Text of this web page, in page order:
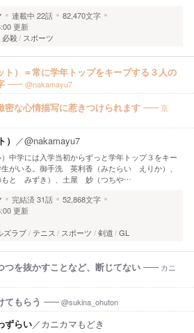
連載中 22話
82,470文字
更新
必殺 スポーツ
ト）＝常に学年トップをキープする３人の
@nakamayu7
密な心情描写に惹きつけられます
京
／@nakamayu7
中学には入学当初からずっと学年トップ３をキー
生がいる。御手洗 英利香（みたらい えりか）、
と みずき）、土屋 妙（つちや…
完結済31話
52,868文字
更新
ズラブ テニス スポーツ 剣道 GL
つを抜かすことなど、断じてない
カニ
てもらう @sukina_ohuton
ずらい／カニカマもどき